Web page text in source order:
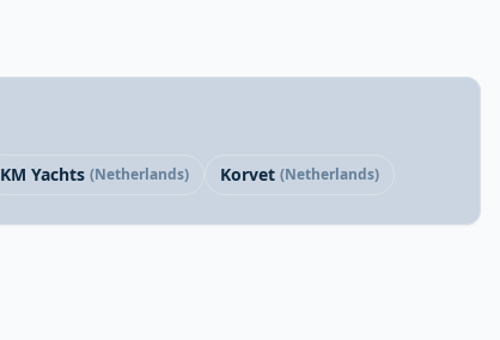
KM Yachts (Netherlands) Korvet (Netherlands)